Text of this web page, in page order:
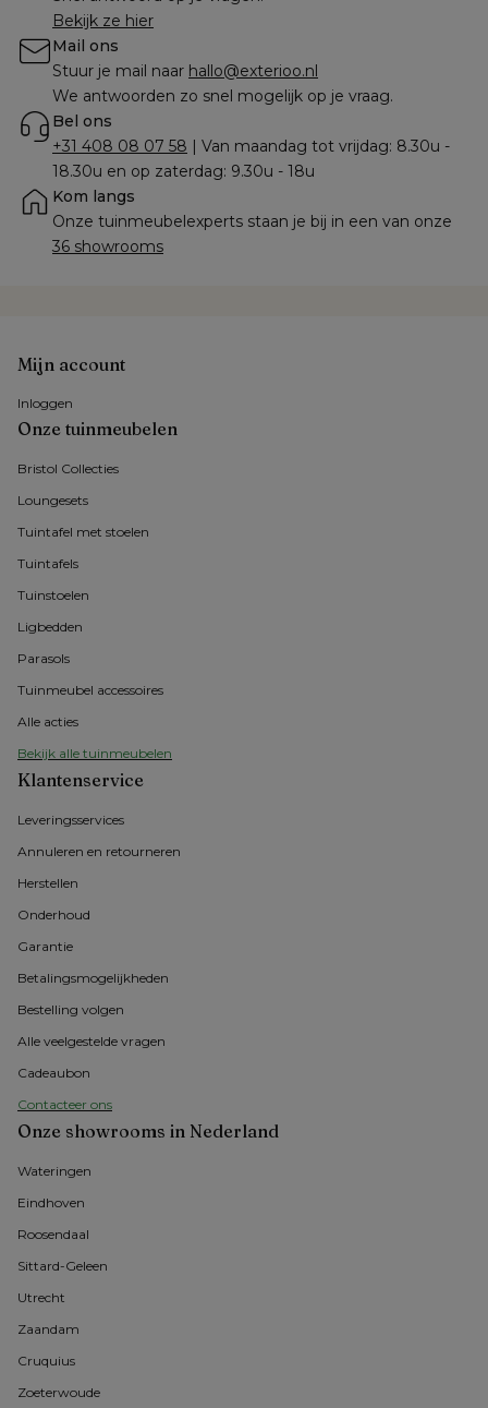
Bekijk ze hier
Mail ons
Stuur je mail naar hallo@exterioo.nl
We antwoorden zo snel mogelijk op je vraag.
Bel ons
+31 408 08 07 58 | Van maandag tot vrijdag: 8.30u -
18.30u en op zaterdag: 9.30u - 18u
Kom langs
36 showrooms
Onze tuinmeubelen
Bristol Collecties
Loungesets
Tuintafel met stoelen
Tuintafels
Tuinstoelen
Ligbedden
Parasols
Tuinmeubel accessoires
Alle acties
Bekijk alle tuinmeubelen
Klantenservice
Leveringsservices
Annuleren en retourneren
Herstellen
Onderhoud
Garantie
Betalingsmogelijkheden
Bestelling volgen
Alle veelgestelde vragen
Cadeaubon
Contacteer ons
Onze showrooms in Nederland
Wateringen
Eindhoven
Roosendaal
Sittard-Geleen
Utrecht
Zaandam
Cruquius
Zoeterwoude
Mijn account
Inloggen